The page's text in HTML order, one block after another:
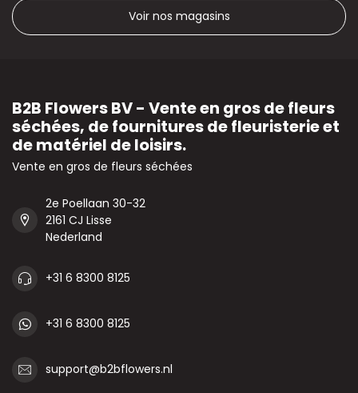
Voir nos magasins
B2B Flowers BV - Vente en gros de fleurs
séchées, de fournitures de fleuristerie et
de matériel de loisirs.
Vente en gros de fleurs séchées
2e Poellaan 30-32
2161 CJ Lisse
Nederland
+31 6 8300 8125
+31 6 8300 8125
support@b2bflowers.nl